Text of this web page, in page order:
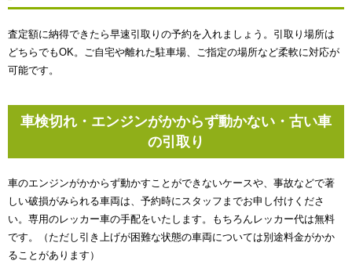
査定額に納得できたら早速引取りの予約を入れましょう。引取り場所は
どちらでもOK。ご自宅や離れた駐車場、ご指定の場所など柔軟に対応が
可能です。
車検切れ・エンジンがかからず動かない・古い車
の引取り
車のエンジンがかからず動かすことができないケースや、事故などで著
しい破損がみられる車両は、予約時にスタッフまでお申し付けくださ
い。専用のレッカー車の手配をいたします。もちろんレッカー代は無料
です。（ただし引き上げが困難な状態の車両については別途料金がかか
ることがあります）